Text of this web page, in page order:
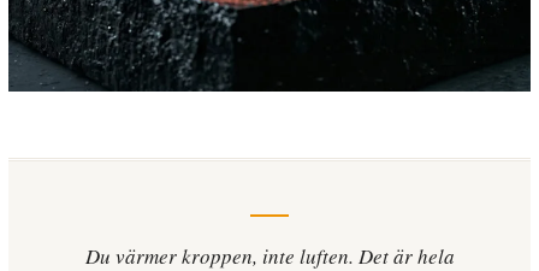
Du värmer kroppen, inte luften. Det är hela